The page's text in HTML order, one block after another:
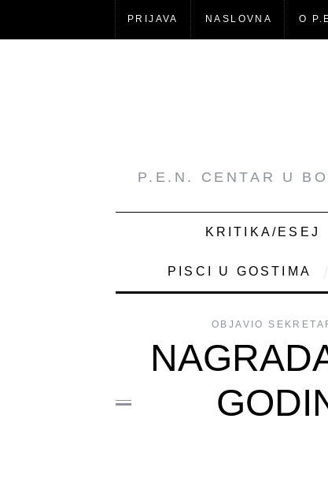
PRIJAVA NASLOVNA O
P.E.N. CENTAR U
KRITIKA/ESEJ
PISCI U GOSTIMA
OBJAVIO